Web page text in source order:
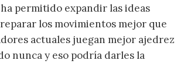
permitido expandir las ideas
los movimientos mejor que
actuales juegan mejor ajedrez
nunca y eso podría darles la